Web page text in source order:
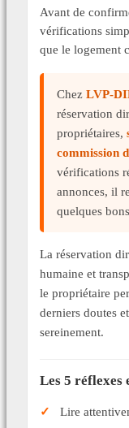
Avant de
vérifications
que le logement
Chez LVP-
réservation
propriétaires,
commission
vérifications
annonces, il
quelques
La réservation
humaine et
le propriétaire
derniers doutes
sereinement.
Les 5 réflexes
Lire